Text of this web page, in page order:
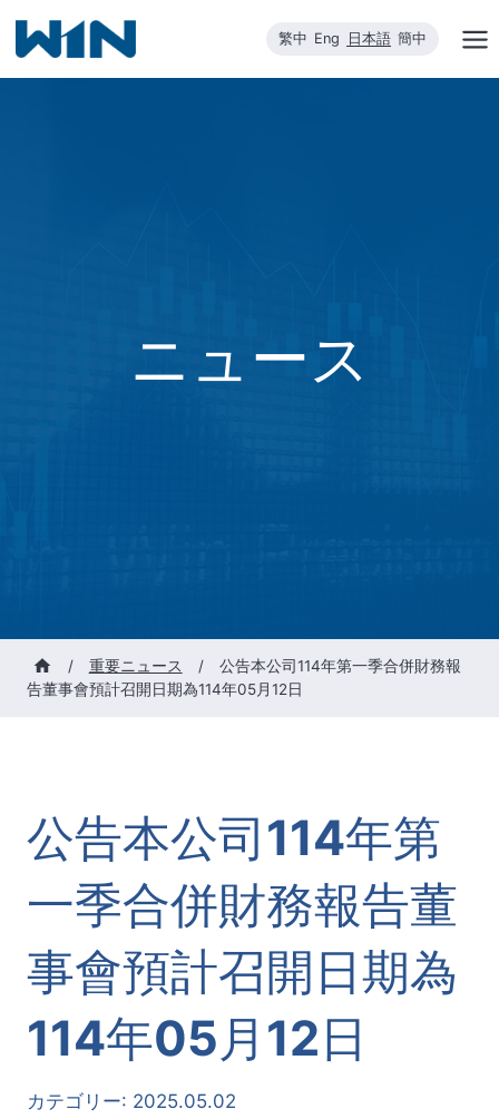
を
繁中 Eng 日本語 簡中
ニュース
/ 重要ニュース /
公告本公司114年第一季合併財務報
告董事會預計召開日期為114年05月12日
公告本公司114年第
一季合併財務報告董
事會預計召開日期為
114年05月12日
カテゴリー: 2025.05.02